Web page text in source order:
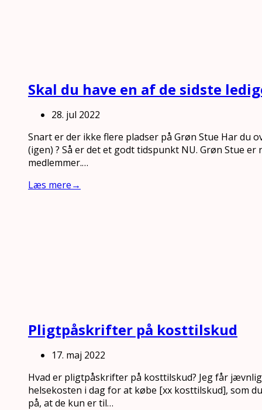
Skal du have en af de sidste
28. jul 2022
Snart er der ikke flere pladser på Grøn Stue Har du
(igen) ? Så er det et godt tidspunkt NU. Grøn Stue
medlemmer.…
Læs mere→
Pligtpåskrifter på kosttilskud
17. maj 2022
Hvad er pligtpåskrifter på kosttilskud? Jeg får
helsekosten i dag for at købe [xx kosttilskud], som
på, at de kun er til…